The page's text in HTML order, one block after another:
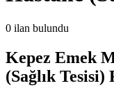
0 ilan bulundu
Kepez Emek
(Sağlık Tesisi)